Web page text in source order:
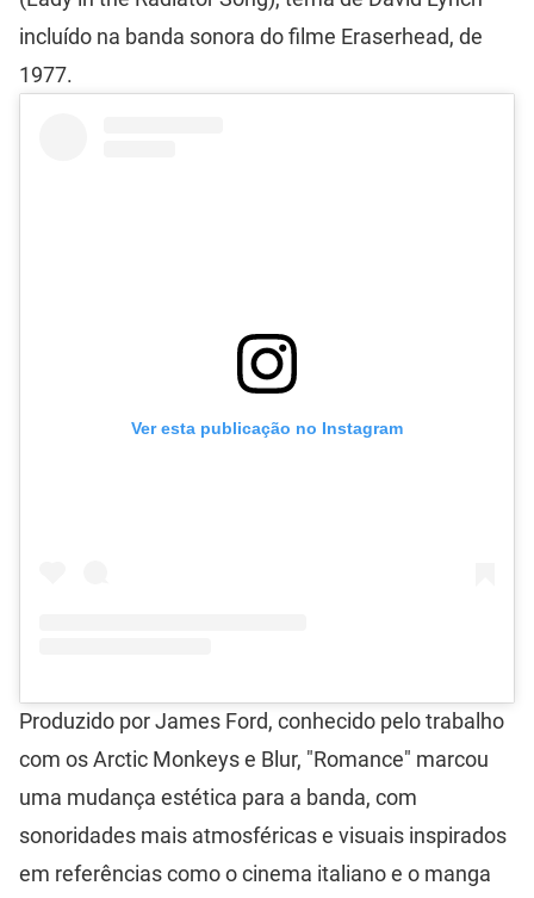
incluído na banda sonora do filme Eraserhead, de
1977.
Ver esta publicação no Instagram
Produzido por James Ford, conhecido pelo trabalho
com os Arctic Monkeys e Blur, "Romance" marcou
uma mudança estética para a banda, com
sonoridades mais atmosféricas e visuais inspirados
em referências como o cinema italiano e o manga